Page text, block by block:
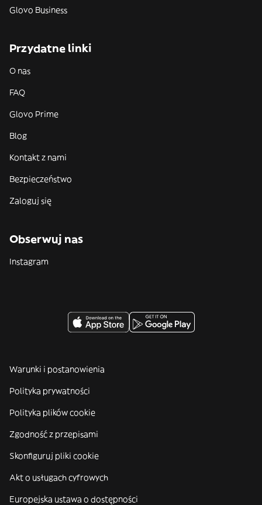
Glovo Business
Przydatne linki
O nas
FAQ
Glovo Prime
Blog
Kontakt z nami
Bezpieczeństwo
Zaloguj się
Obserwuj nas
Instagram
Warunki i postanowienia
Polityka prywatności
Polityka plików cookie
Zgodność z przepisami
Skonfiguruj pliki cookie
Akt o usługach cyfrowych
Europejska ustawa o dostępności